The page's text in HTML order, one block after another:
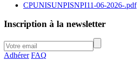
CPUNISUNPISNPI11-06-2026-.pdf
Inscription à la newsletter
Adhérer FAQ